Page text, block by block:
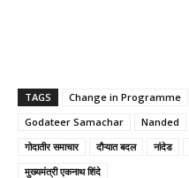
TAGS Change in Programme
Godateer Samachar
Nanded
गोदातीर समाचार
दौऱ्यात बदल नांदेड
मुख्यमंत्री एकनाथ शिंदे